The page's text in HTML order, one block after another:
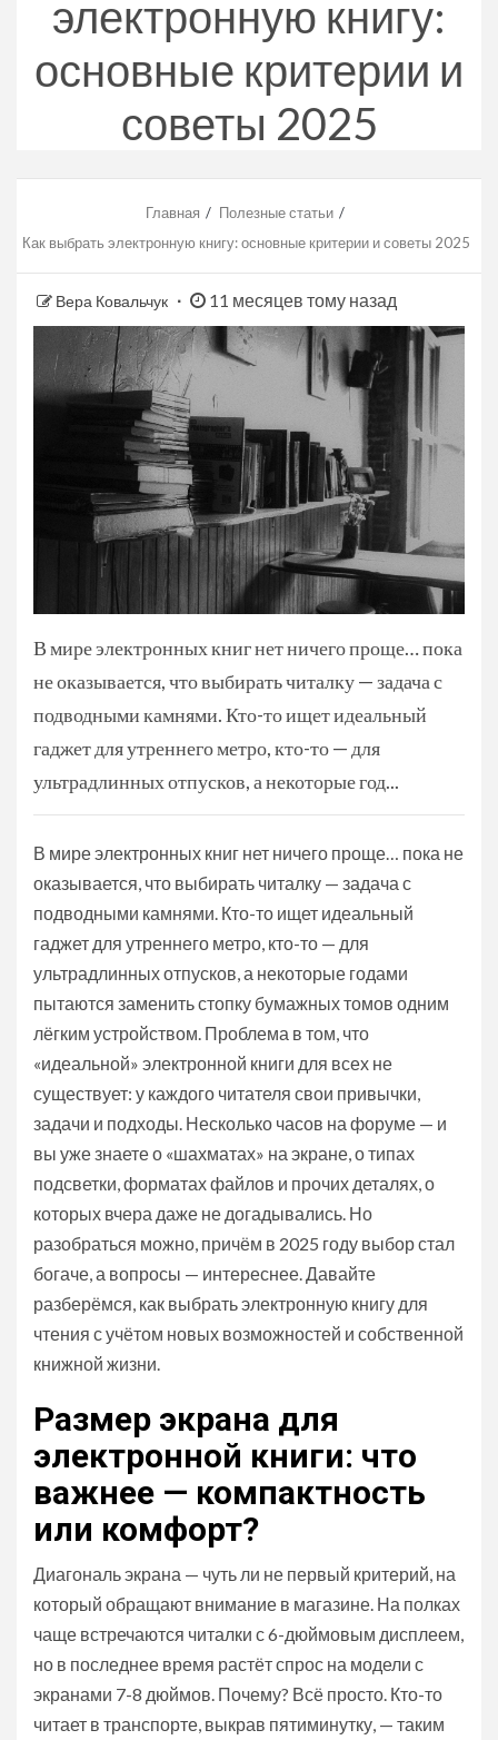
электронную книгу:
основные критерии и
советы 2025
Главная
Полезные статьи
Как выбрать электронную книгу: основные критерии и советы 2025
Вера Ковальчук 11 месяцев тому назад
В мире электронных книг нет ничего проще… пока
не оказывается, что выбирать читалку — задача с
подводными камнями. Кто-то ищет идеальный
гаджет для утреннего метро, кто-то — для
ультрадлинных отпусков, а некоторые год...
В мире электронных книг нет ничего проще… пока не
оказывается, что выбирать читалку — задача с
подводными камнями. Кто-то ищет идеальный
гаджет для утреннего метро, кто-то — для
ультрадлинных отпусков, а некоторые годами
пытаются заменить стопку бумажных томов одним
лёгким устройством. Проблема в том, что
«идеальной» электронной книги для всех не
существует: у каждого читателя свои привычки,
задачи и подходы. Несколько часов на форуме — и
вы уже знаете о «шахматах» на экране, о типах
подсветки, форматах файлов и прочих деталях, о
которых вчера даже не догадывались. Но
разобраться можно, причём в 2025 году выбор стал
богаче, а вопросы — интереснее. Давайте
разберёмся, как выбрать электронную книгу для
чтения с учётом новых возможностей и собственной
книжной жизни.
Размер экрана для
электронной книги: что
важнее — компактность
или комфорт?
Диагональ экрана — чуть ли не первый критерий, на
который обращают внимание в магазине. На полках
чаще встречаются читалки с 6-дюймовым дисплеем,
но в последнее время растёт спрос на модели с
экранами 7-8 дюймов. Почему? Всё просто. Кто-то
читает в транспорте, выкрав пятиминутку, — таким